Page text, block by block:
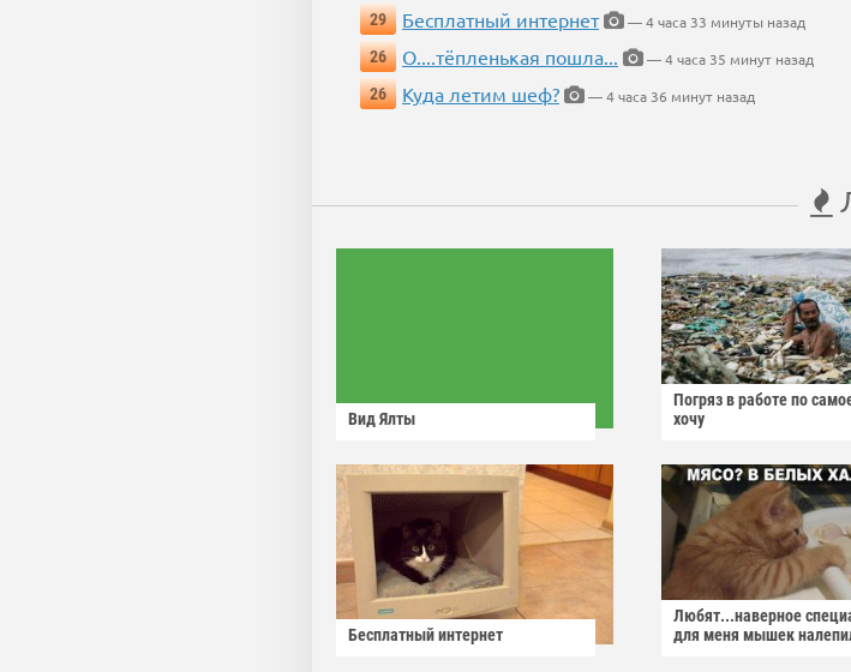
29
Бесплатный интернет
— 4 часа 33 минуты назад
26
О....тёпленькая пошла...
— 4 часа 35 минут назад
26
Куда летим шеф? — 4 часа 36 минут назад
Вид Ялты
Погряз в работе по
хочу
Бесплатный интернет
Любят...наверное
для меня мышек